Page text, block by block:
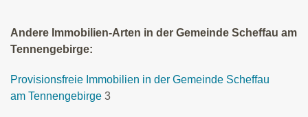
Andere Immobilien-Arten in der Gemeinde Scheffau am
Tennengebirge:
Provisionsfreie Immobilien in der Gemeinde Scheffau
am Tennengebirge 3